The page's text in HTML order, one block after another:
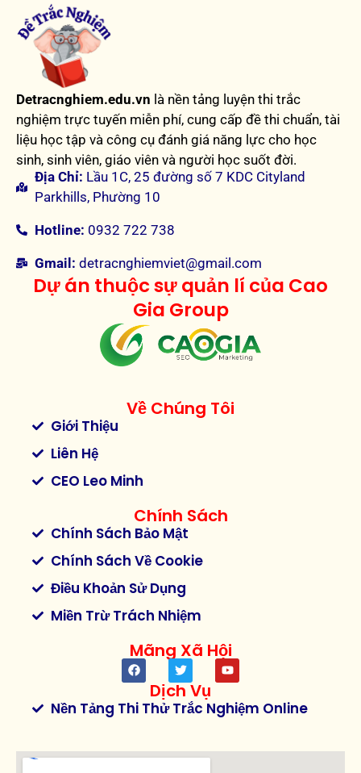
Detracnghiem.edu.vn là nền tảng luyện thi trắc
nghiệm trực tuyến miễn phí, cung cấp đề thi chuẩn, tài
liệu học tập và công cụ đánh giá năng lực cho học
sinh, sinh viên, giáo viên và người học suốt đời.
Địa Chỉ: Lầu 1C, 25 đường số 7 KDC Cityland
Parkhills, Phường 10
Hotline: 0932 722 738
Gmail: detracnghiemviet@gmail.com
Dự án thuộc sự quản lí của Cao
Gia Group
Về Chúng Tôi
Giới Thiệu
Liên Hệ
CEO Leo Minh
Chính Sách
Chính Sách Bảo Mật
Chính Sách Về Cookie
Điều Khoản Sử Dụng
Miền Trừ Trách Nhiệm
Mãng Xã Hội
Dịch Vụ
Nền Tảng Thi Thử Trắc Nghiệm Online